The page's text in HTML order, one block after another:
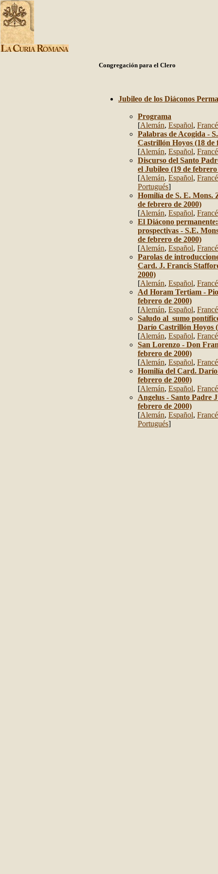
Congregación para el Clero
Jubileo de los Diáconos
Programa
[Alemán, Español,
Palabras de Acogida -
Castrillón Hoyos (18 de
[Alemán, Español,
Discurso del Santo
el Jubileo (19 de febrero
[Alemán, Español,
Portugués]
Homilía de S. E. Mons.
de febrero de 2000)
[Alemán, Español,
El Diácono
prospectivas - S.E.
de febrero de 2000)
[Alemán, Español,
Parolas de
Card. J. Francis
2000)
[Alemán, Español,
Ad Horam Tertiam -
febrero de 2000)
[Alemán, Español,
Saludo al sumo
Darío Castrillón Hoyos
[Alemán, Español,
San Lorenzo - Don
febrero de 2000)
[Alemán, Español,
Homilía del Card.
febrero de 2000)
[Alemán, Español,
Angelus - Santo Padre
febrero de 2000)
[Alemán, Español,
Portugués]